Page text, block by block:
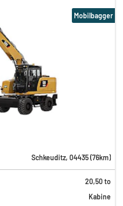
Mobilbagger
Schkeuditz, 04435(76km)
20,50 to
Kabine